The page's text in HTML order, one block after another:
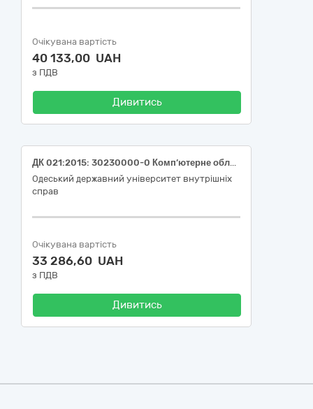
Очікувана вартість
40 133,00 UAH
з ПДВ
Дивитись
ДК 021:2015: 30230000-0 Комп’ютерне обладнання (Модуль пам'яті)
Одеський державний університет внутрішніх
справ
Очікувана вартість
33 286,60 UAH
з ПДВ
Дивитись